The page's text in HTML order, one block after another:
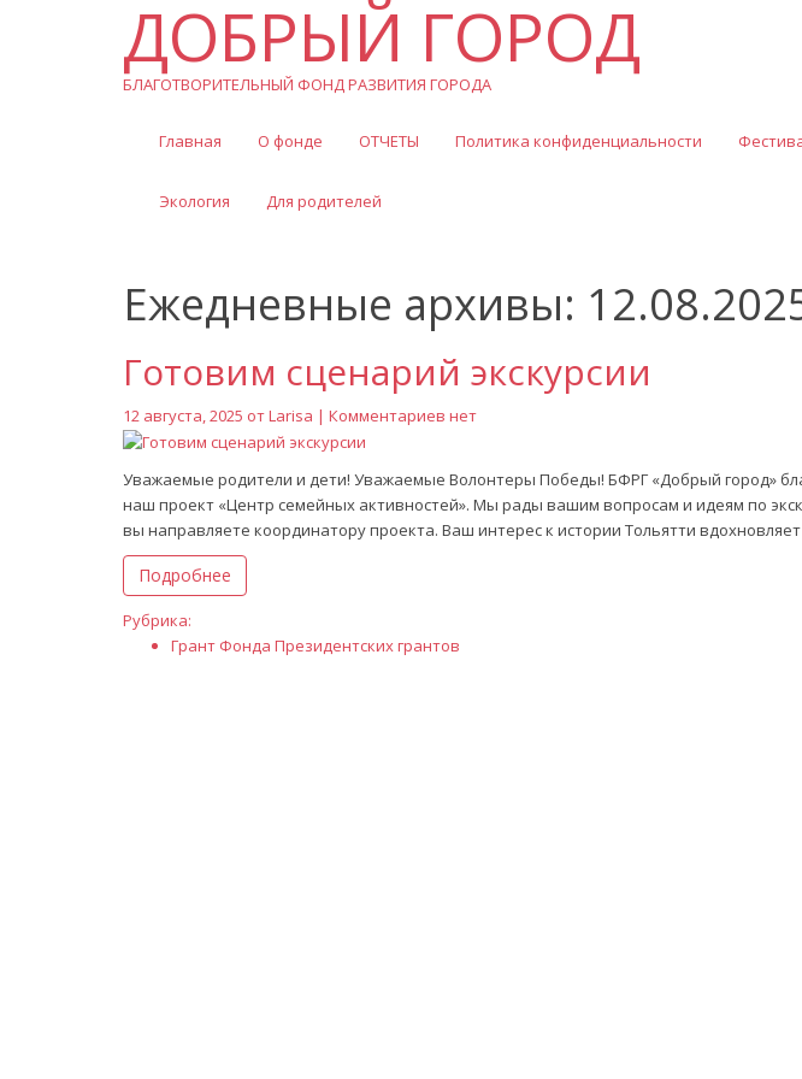
ДОБРЫЙ ГОРОД
БЛАГОТВОРИТЕЛЬНЫЙ ФОНД РАЗВИТИЯ ГОРОДА
Главная О фонде ОТЧЕТЫ Политика конфиденциальности
Экология Для родителей
Ежедневные архивы:
Готовим сценарий экскурсии
12 августа, 2025 отLarisa | Комментариев нет
Уважаемые родители и дети! Уважаемые Волонтеры Победы! БФРГ «Добрый город»
наш проект «Центр семейных активностей». Мы рады вашим вопросам и идеям по
вы направляете координатору проекта. Ваш интерес к истории Тольятти
Подробнее
Рубрика:
Грант Фонда Президентских грантов